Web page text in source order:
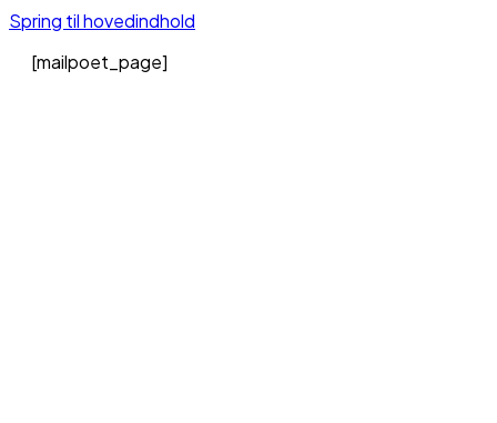
Spring til hovedindhold
[mailpoet_page]